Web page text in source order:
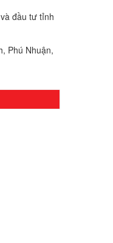
đầu tư tỉnh
Phú Nhuận,